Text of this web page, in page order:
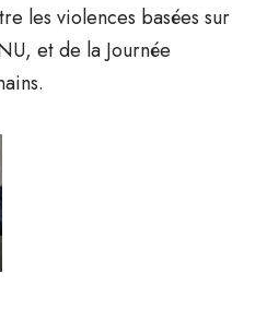
les violences basées sur
et de la Journée